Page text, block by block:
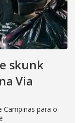
skunk
Via
Campinas para o